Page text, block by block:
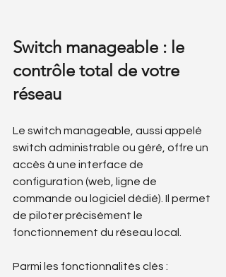
Switch manageable : le
contrôle total de votre
réseau
Le switch manageable, aussi appelé
switch administrable ou géré, offre un
accès à une interface de
configuration (web, ligne de
commande ou logiciel dédié). Il permet
de piloter précisément le
fonctionnement du réseau local.
Parmi les fonctionnalités clés :